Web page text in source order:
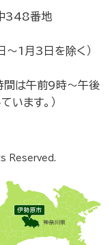
348番地
～1月3日を除く）
間は午前9時～午後
ます。）
Reserved.